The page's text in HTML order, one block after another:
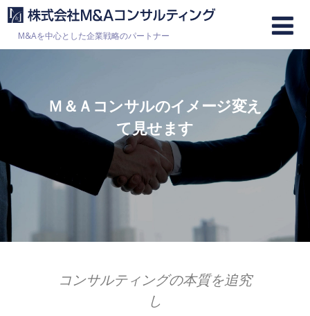
M&Aを中心とした企業戦略のパートナー
Ｍ＆Ａコンサルのイメージ変え
て見せます
コンサルティングの本質を追究
し